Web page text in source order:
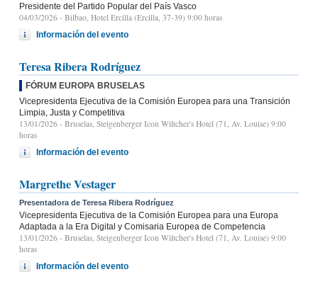
Presidente del Partido Popular del País Vasco
04/03/2026 - Bilbao, Hotel Ercilla (Ercilla, 37-39) 9:00 horas
Información del evento
Teresa Ribera Rodríguez
FÓRUM EUROPA BRUSELAS
Vicepresidenta Ejecutiva de la Comisión Europea para una Transición
Limpia, Justa y Competitiva
13/01/2026 - Bruselas, Steigenberger Icon Wiltcher's Hotel (71, Av. Louise) 9:00
horas
Información del evento
Margrethe Vestager
Presentadora de Teresa Ribera Rodríguez
Vicepresidenta Ejecutiva de la Comisión Europea para una Europa
Adaptada a la Era Digital y Comisaria Europea de Competencia
13/01/2026 - Bruselas, Steigenberger Icon Wiltcher's Hotel (71, Av. Louise) 9:00
horas
Información del evento